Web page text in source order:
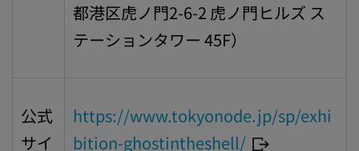
都港区虎ノ門2-6-2 虎ノ門ヒルズ ス
テーションタワー 45F）
公式
サイ
https://www.tokyonode.jp/sp/exhi
bition-ghostintheshell/